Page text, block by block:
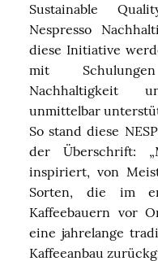
Sustainable
Nespresso
diese Initiative
mit
Nachhaltigkeit
unmittelbar
So stand diese
der Überschrift:
inspiriert, von
Sorten, die im
Kaffeebauern vor
eine jahrelange
Kaffeeanbau